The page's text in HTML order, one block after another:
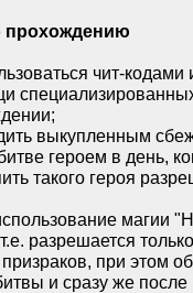
прохождению
чит-кодами
выкупленным
героем в день,
такого героя
магии
разрешается
при этом
и сразу же после